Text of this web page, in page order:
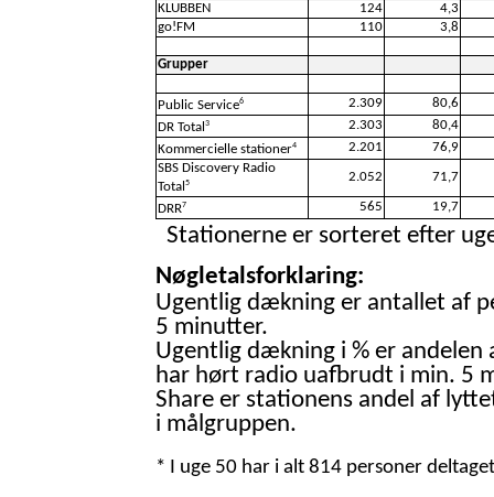
KLUBBEN
124
4,3
go!FM
110 3,8
Grupper
Public Service6 2.309
80,6
DR Total 3 2.303
80,4
Kommercielle stationer4 2.201
76,9
SBS Discovery Radio
Total 5 2.052 71,7
DRR7 565 19,7
Stationerne er sorteret efter
Nøgletalsforklaring:
Ugentlig dækning er antallet af
5 minutter.
Ugentlig dækning i % er
har hørt radio uafbrudt i min. 5
Share er stationens andel af
i målgruppen.
* I uge 50 har i alt 814 personer